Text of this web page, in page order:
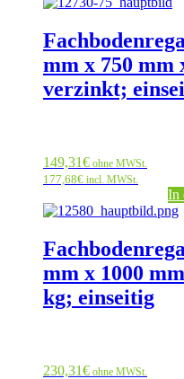
mm x 750 mm
verzinkt;
149,31€ ohne MWSt.
177,68€ incl. MWSt.
In
mm x 1000
kg; einseitig
230,31€ ohne MWSt.